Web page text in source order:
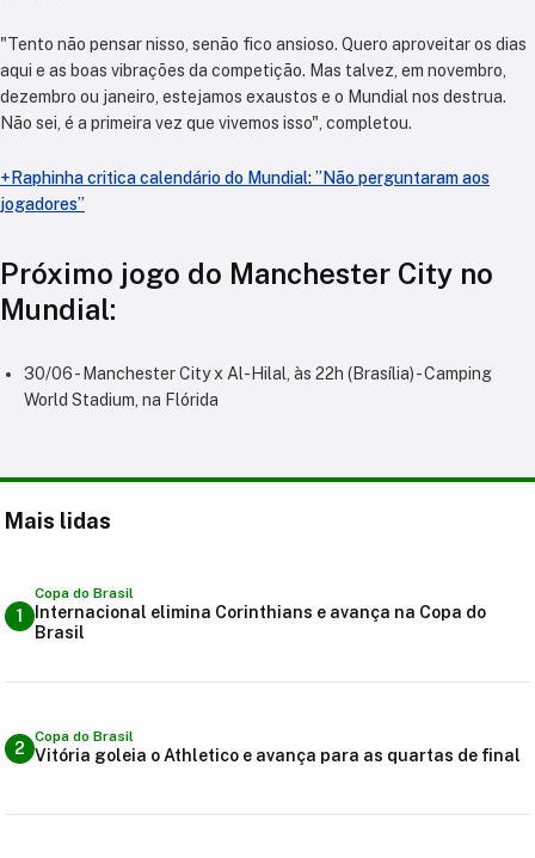
"Tento não pensar nisso, senão fico ansioso. Quero aproveitar os dias
aqui e as boas vibrações da competição. Mas talvez, em novembro,
dezembro ou janeiro, estejamos exaustos e o Mundial nos destrua.
Não sei, é a primeira vez que vivemos isso", completou.
+Raphinha critica calendário do Mundial: ”Não perguntaram aos
jogadores”
Próximo jogo do Manchester City no
Mundial:
30/06 - Manchester City x Al-Hilal, às 22h (Brasília) - Camping
World Stadium, na Flórida
Mais lidas
1
Copa do Brasil
Internacional elimina Corinthians e avança na Copa do
Brasil
2
Copa do Brasil
Vitória goleia o Athletico e avança para as quartas de final